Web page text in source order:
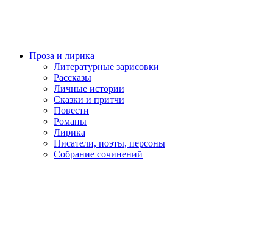
Проза и лирика
Литературные зарисовки
Рассказы
Личные истории
Сказки и притчи
Повести
Романы
Лирика
Писатели, поэты, персоны
Собрание сочинений